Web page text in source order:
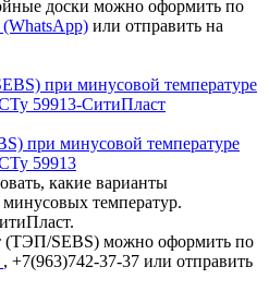
доски можно оформить по
или отправить на
при минусовой температуре
59913
какие варианты
температур.
(ТЭП/SEBS) можно оформить по
, +7(963)742-37-37 или отправить